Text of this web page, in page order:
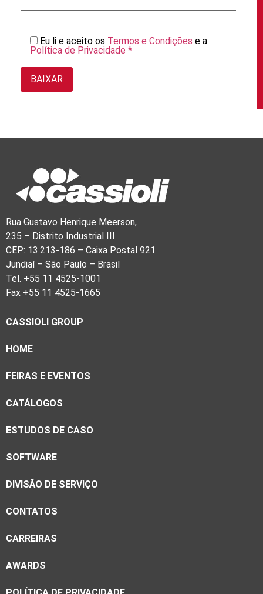
Eu li e aceito os Termos e Condições e a
Política de Privacidade *
Rua Gustavo Henrique Meerson,
235 – Distrito Industrial III
CEP: 13.213-186 – Caixa Postal 921
Jundiaí – São Paulo – Brasil
Tel. +55 11 4525-1001
Fax +55 11 4525-1665
CASSIOLI GROUP
HOME
FEIRAS E EVENTOS
CATÁLOGOS
ESTUDOS DE CASO
SOFTWARE
DIVISÃO DE SERVIÇO
CONTATOS
CARREIRAS
AWARDS